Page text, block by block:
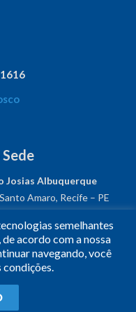
Josias Albuquerque
Amaro, Recife – PE
0001-61
semelhantes
acordo com a nossa
navegando, você
condições.